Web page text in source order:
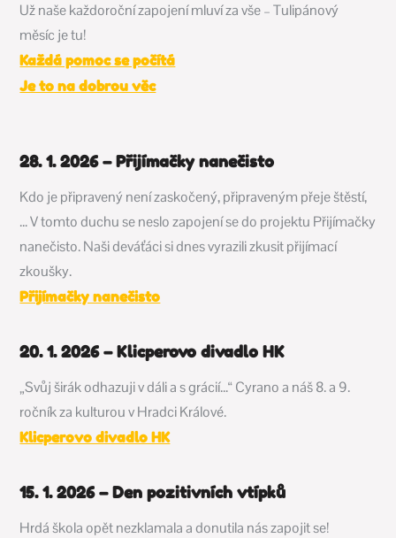
Už naše každoroční zapojení mluví za vše – Tulipánový
měsíc je tu!
Každá pomoc se počítá
Je to na dobrou věc
28. 1. 2026 – Přijímačky nanečisto
Kdo je připravený není zaskočený, připraveným přeje štěstí,
… V tomto duchu se neslo zapojení se do projektu Přijímačky
nanečisto. Naši deváťáci si dnes vyrazili zkusit přijímací
zkoušky.
Přijímačky nanečisto
20. 1. 2026 – Klicperovo divadlo HK
„Svůj širák odhazuji v dáli a s grácií…“ Cyrano a náš 8. a 9.
ročník za kulturou v Hradci Králové.
Klicperovo divadlo HK
15. 1. 2026 – Den pozitivních vtípků
Hrdá škola opět nezklamala a donutila nás zapojit se!